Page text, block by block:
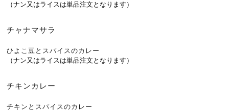
（ナン又はライスは単品注文となります）
チャナマサラ
ひよこ豆とスパイスのカレー
（ナン又はライスは単品注文となります）
チキンカレー
チキンとスパイスのカレー